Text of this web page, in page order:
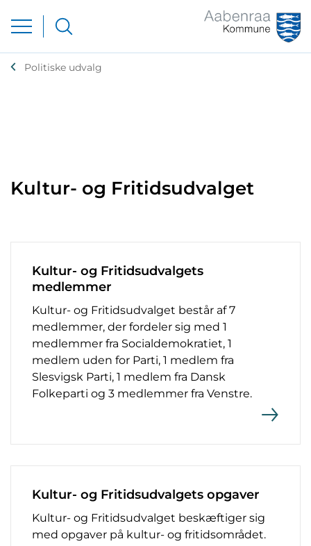
Politiske udvalg
Kultur- og Fritidsudvalget
Kultur- og Fritidsudvalgets
medlemmer
Kultur- og Fritidsudvalget består af 7
medlemmer, der fordeler sig med 1
medlemmer fra Socialdemokratiet, 1
medlem uden for Parti, 1 medlem fra
Slesvigsk Parti, 1 medlem fra Dansk
Folkeparti og 3 medlemmer fra Venstre.
Kultur- og Fritidsudvalgets opgaver
Kultur- og Fritidsudvalget beskæftiger sig
med opgaver på kultur- og fritidsområdet.